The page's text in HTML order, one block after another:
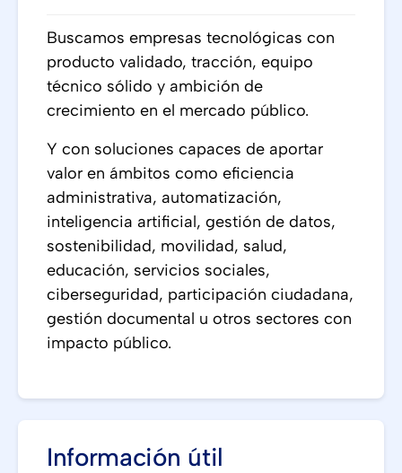
Buscamos empresas tecnológicas con
producto validado, tracción, equipo
técnico sólido y ambición de
crecimiento en el mercado público.
Y con soluciones capaces de aportar
valor en ámbitos como eficiencia
administrativa, automatización,
inteligencia artificial, gestión de datos,
sostenibilidad, movilidad, salud,
educación, servicios sociales,
ciberseguridad, participación ciudadana,
gestión documental u otros sectores con
impacto público.
Información útil